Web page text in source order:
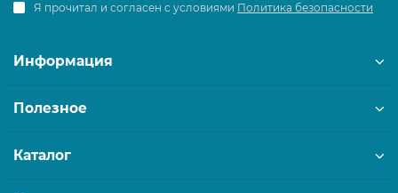
Я прочитал и согласен с условиями Политика безопасности
Информация
Полезное
Каталог